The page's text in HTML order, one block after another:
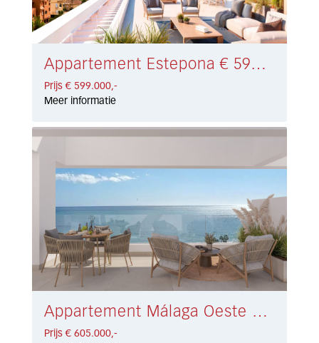
Appartement Estepona € 599.000,-
Prijs € 599.000,-
Meer informatie
Appartement Málaga Oeste € 605.000,-
Prijs € 605.000,-